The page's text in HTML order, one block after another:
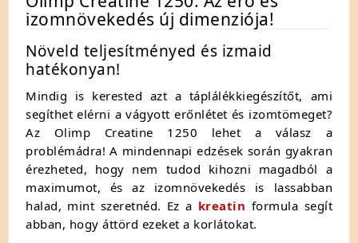
izomnövekedés új dimenziója!
Növeld teljesítményed és izmaid
hatékonyan!
Mindig is kerested azt a táplálékkiegészítőt, ami
segíthet elérni a vágyott erőnlétet és izomtömeget?
Az Olimp Creatine 1250 lehet a válasz a
problémádra! A mindennapi edzések során gyakran
érezheted, hogy nem tudod kihozni magadból a
maximumot, és az izomnövekedés is lassabban
halad, mint szeretnéd. Ez a kreatin formula segít
abban, hogy áttörd ezeket a korlátokat.